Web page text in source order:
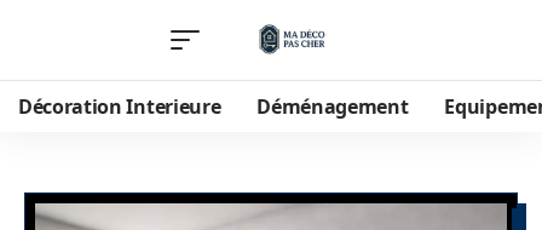
Décoration Interieure Déménagement